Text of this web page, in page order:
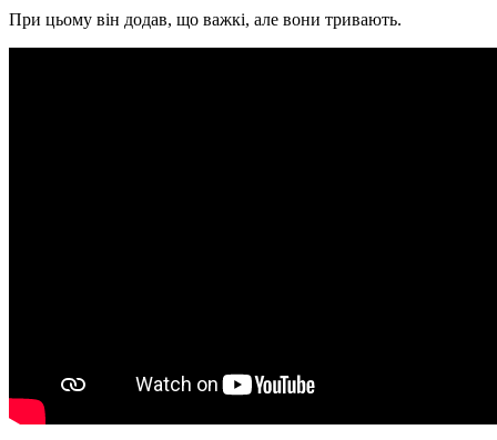
При цьому він додав, що важкі, але вони тривають.